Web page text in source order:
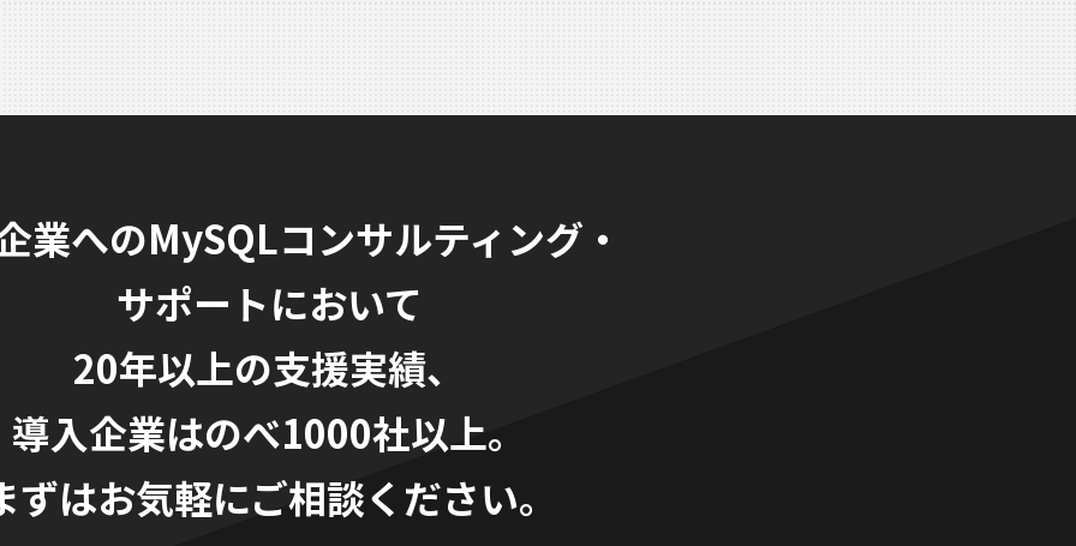
業へのMySQLコンサルティング・
サポートにおいて
20年以上の支援実績、
導入企業はのべ1000社以上。
ずはお気軽にご相談ください。